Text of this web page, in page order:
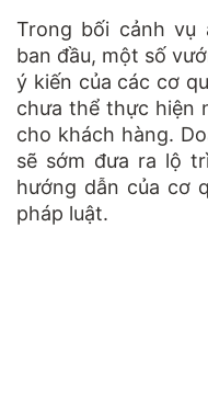
Trong bối cảnh vụ
ban đầu, một số
ý kiến của các cơ
chưa thể thực hiện
cho khách hàng.
sẽ sớm đưa ra lộ
hướng dẫn của cơ
pháp luật.